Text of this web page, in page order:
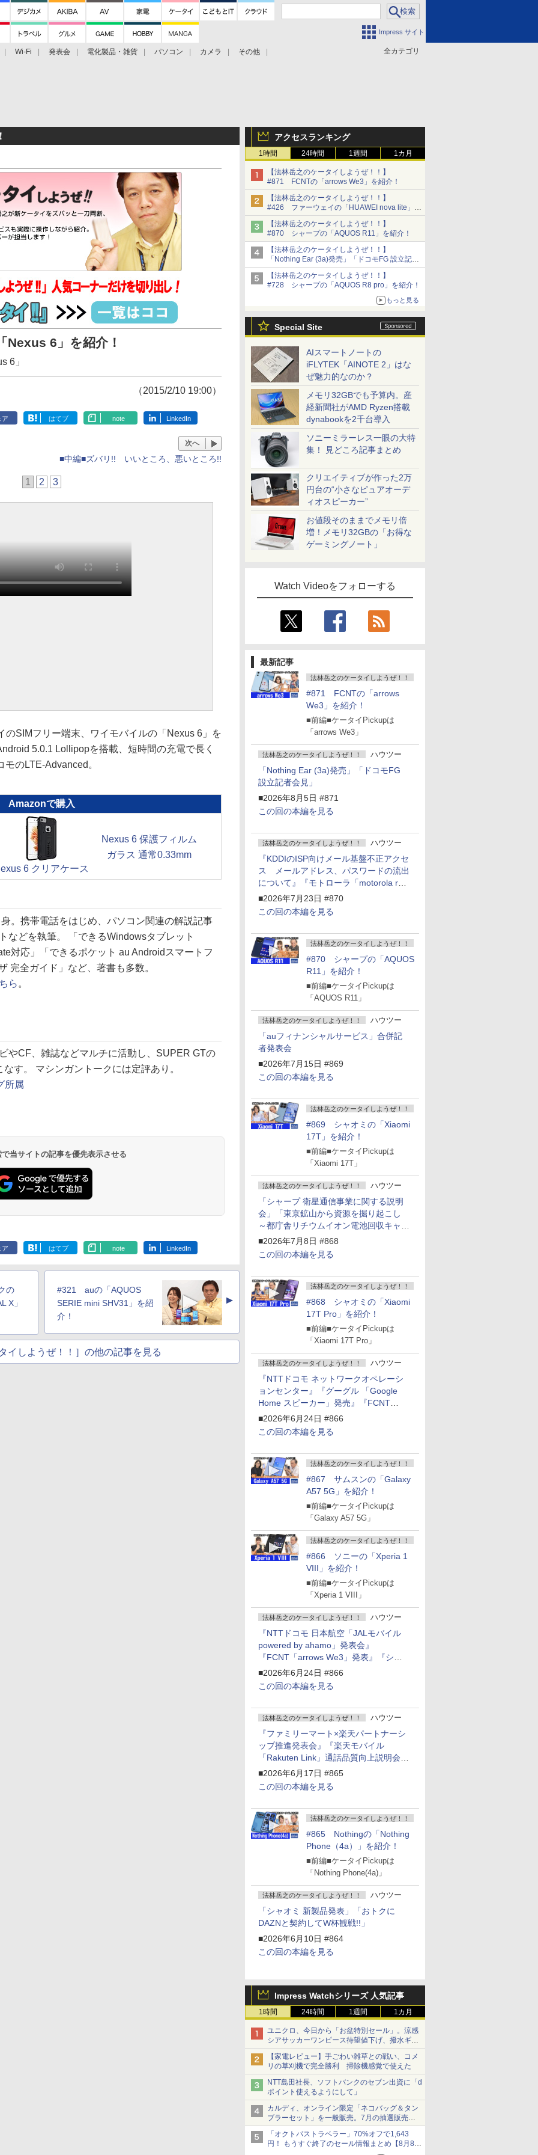
Impress サイト
全カテゴリ
Wi-Fi 発表会 電化製品・雑貨 パソコン カメラ
その他
アクセスランキング
1時間 24時間 1週間 1カ月
【法林岳之のケータイしようぜ！！】
#871 FCNTの「arrows We3」を紹介！
【法林岳之のケータイしようぜ！！】
#426 ファーウェイの「HUAWEI nova lite」を
紹介！
【法林岳之のケータイしようぜ！！】
#870 シャープの「AQUOS R11」を紹介！
【法林岳之のケータイしようぜ！！】
「Nothing Ear (3a)発売」「ドコモFG 設立記者
会見」
【法林岳之のケータイしようぜ！！】
#728 シャープの「AQUOS R8 pro」を紹介！
もっと見る
Special Site
AIスマートノートの
iFLYTEK「AINOTE 2」はな
ぜ魅力的なのか？
メモリ32GBでも予算内。産
経新聞社がAMD Ryzen搭載
dynabookを2千台導入
ソニーミラーレス一眼の大特
集！ 見どころ記事まとめ
クリエイティブが作った2万
円台の“小さなピュアオーデ
ィオスピーカー”
お値段そのままでメモリ倍
増！メモリ32GBの「お得な
ゲーミングノート」
Watch Videoをフォローする
最新記事
法林岳之のケータイしようぜ！！
#871 FCNTの「arrows
We3」を紹介！
■前編■ケータイPickupは
「arrows We3」
法林岳之のケータイしようぜ！！ ハウツー
「Nothing Ear (3a)発売」「ドコモFG
設立記者会見」
■2026年8月5日 #871
この回の本編を見る
法林岳之のケータイしようぜ！！ ハウツー
『KDDIのISP向けメール基盤不正アクセ
ス メールアドレス、パスワードの流出
について』『モトローラ「motorola razr
fold」発表』『サムスン「Galaxy
Unpacked」開催』
■2026年7月23日 #870
この回の本編を見る
法林岳之のケータイしようぜ！！
#870 シャープの「AQUOS
R11」を紹介！
■前編■ケータイPickupは
「AQUOS R11」
法林岳之のケータイしようぜ！！ ハウツー
「auフィナンシャルサービス」合併記
者発表会
■2026年7月15日 #869
この回の本編を見る
法林岳之のケータイしようぜ！！
#869 シャオミの「Xiaomi
17T」を紹介！
■前編■ケータイPickupは
「Xiaomi 17T」
法林岳之のケータイしようぜ！！ ハウツー
「シャープ 衛星通信事業に関する説明
会」「東京鉱山から資源を掘り起こし
～都庁舎リチウムイオン電池回収キャン
ペーン～」
■2026年7月8日 #868
この回の本編を見る
法林岳之のケータイしようぜ！！
#868 シャオミの「Xiaomi
17T Pro」を紹介！
■前編■ケータイPickupは
「Xiaomi 17T Pro」
法林岳之のケータイしようぜ！！ ハウツー
『NTTドコモ ネットワークオペレーシ
ョンセンター』『グーグル 「Google
Home スピーカー」発売』『FCNT
「arrows Alpha2」発表』『KDDI
「povo2.0」サービス説明会』
■2026年6月24日 #866
この回の本編を見る
法林岳之のケータイしようぜ！！
#867 サムスンの「Galaxy
A57 5G」を紹介！
■前編■ケータイPickupは
「Galaxy A57 5G」
法林岳之のケータイしようぜ！！
#866 ソニーの「Xperia 1
VIII」を紹介！
■前編■ケータイPickupは
「Xperia 1 VIII」
法林岳之のケータイしようぜ！！ ハウツー
『NTTドコモ 日本航空「JALモバイル
powered by ahamo」発表会』
『FCNT「arrows We3」発表』『シャ
ープ 新製品発表会』
■2026年6月24日 #866
この回の本編を見る
法林岳之のケータイしようぜ！！ ハウツー
『ファミリーマート×楽天パートナーシ
ップ推進発表会』『楽天モバイル
「Rakuten Link」通話品質向上説明会』
『Google Storeを今年夏、東京・表参道
にオープン』『KDDI ローソン「ハッピ
ーローソンタウン池田伏尾台店」オープ
■2026年6月17日 #865
この回の本編を見る
法林岳之のケータイしようぜ！！
#865 Nothingの「Nothing
Phone（4a）」を紹介！
■前編■ケータイPickupは
「Nothing Phone(4a)」
法林岳之のケータイしようぜ！！ ハウツー
「シャオミ 新製品発表」「おトクに
DAZNと契約してW杯観戦!!」
■2026年6月10日 #864
この回の本編を見る
Impress Watchシリーズ 人気記事
1時間 24時間 1週間 1カ月
ユニクロ、今日から「お盆特別セール」。涼感
シアサッカーワンピース待望値下げ、撥水ギア
ショーツは1990円に
【家電レビュー】手ごわい雑草との戦い、コメ
リの草刈機で完全勝利 掃除機感覚で使えた
NTT島田社長、ソフトバンクのセブン出資に「d
ポイント使えるようにして」
カルディ、オンライン限定「ネコバッグ＆タン
ブラーセット」を一般販売。7月の抽選販売の
当選無効分
「オクトパストラベラー」70%オフで1,643
円！ もうすぐ終了のセール情報まとめ【8月8日
6」を紹介！
6」
（2015/2/10 19:00）
ア はてブ note LinkedIn
次へ
■中編■ズバリ!! いいところ、悪いところ!!
1 2 3
のSIMフリー端末、ワイモバイルの「Nexus 6」を
5.0.1 Lollipopを搭載、短時間の充電で長く
のLTE-Advanced。
Amazonで購入
6 クリアケース
Nexus 6 保護フィルム
ガラス 通常0.33mm
。携帯電話をはじめ、パソコン関連の解説記事
などを執筆。 「できるWindowsタブレット
対応」「できるポケット au Androidスマートフ
完全ガイド」など、著書も多数。
ら 。
やCF、雑誌などマルチに活動し、SUPER GTの
す。 マシンガントークには定評あり。
所属
当サイトの記事を優先表示させる
ア はてブ note LinkedIn
の
X」
#321 auの「AQUOS
SERIE mini SHV31」を紹
介！
▲
イしようぜ！！］の他の記事を見る